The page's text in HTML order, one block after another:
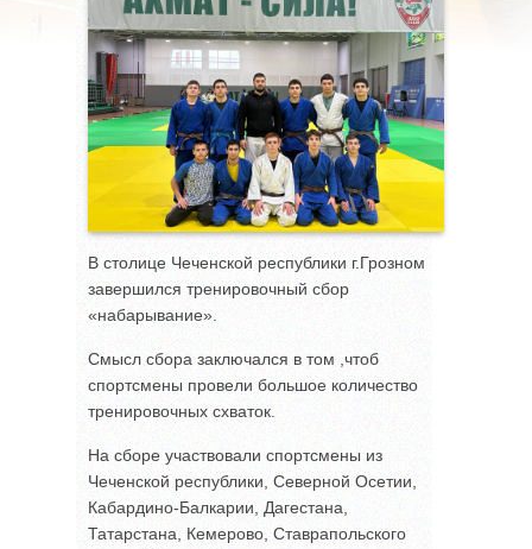
В столице Чеченской республики г.Грозном
завершился тренировочный сбор
«набарывание».
Смысл сбора заключался в том ,чтоб
спортсмены провели большое количество
тренировочных схваток.
На сборе участвовали спортсмены из
Чеченской республики, Северной Осетии,
Кабардино-Балкарии, Дагестана,
Татарстана, Кемерово, Ставрапольского